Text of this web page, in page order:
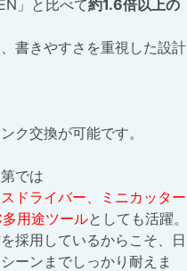
」と比べて約1.6倍以上の
書きやすさを重視した設計
ク交換が可能です。
では
ドライバー、ミニカッター
用途ツールとしても活躍。
採用しているからこそ、日
ーンまでしっかり耐えま